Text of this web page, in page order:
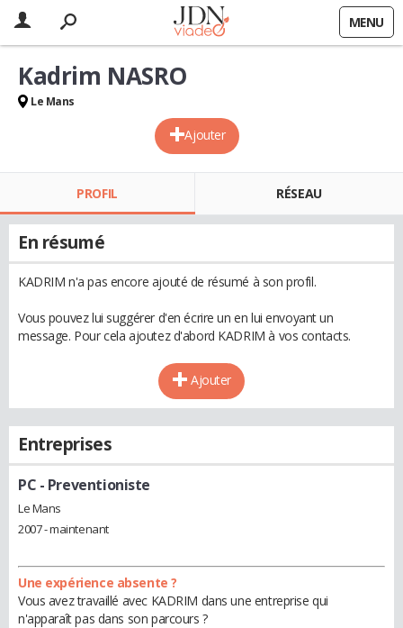
MENU
Ajouter
Kadrim NASRO
Le Mans
PROFIL RÉSEAU
En résumé
KADRIM n'a pas encore ajouté de résumé à son profil.
Vous pouvez lui suggérer d'en écrire un en lui envoyant un
message. Pour cela ajoutez d'abord KADRIM à vos contacts.
Ajouter
Entreprises
PC - Preventioniste
Le Mans
2007 - maintenant
Une expérience absente ?
Vous avez travaillé avec KADRIM dans une entreprise qui
n'apparaît pas dans son parcours ?